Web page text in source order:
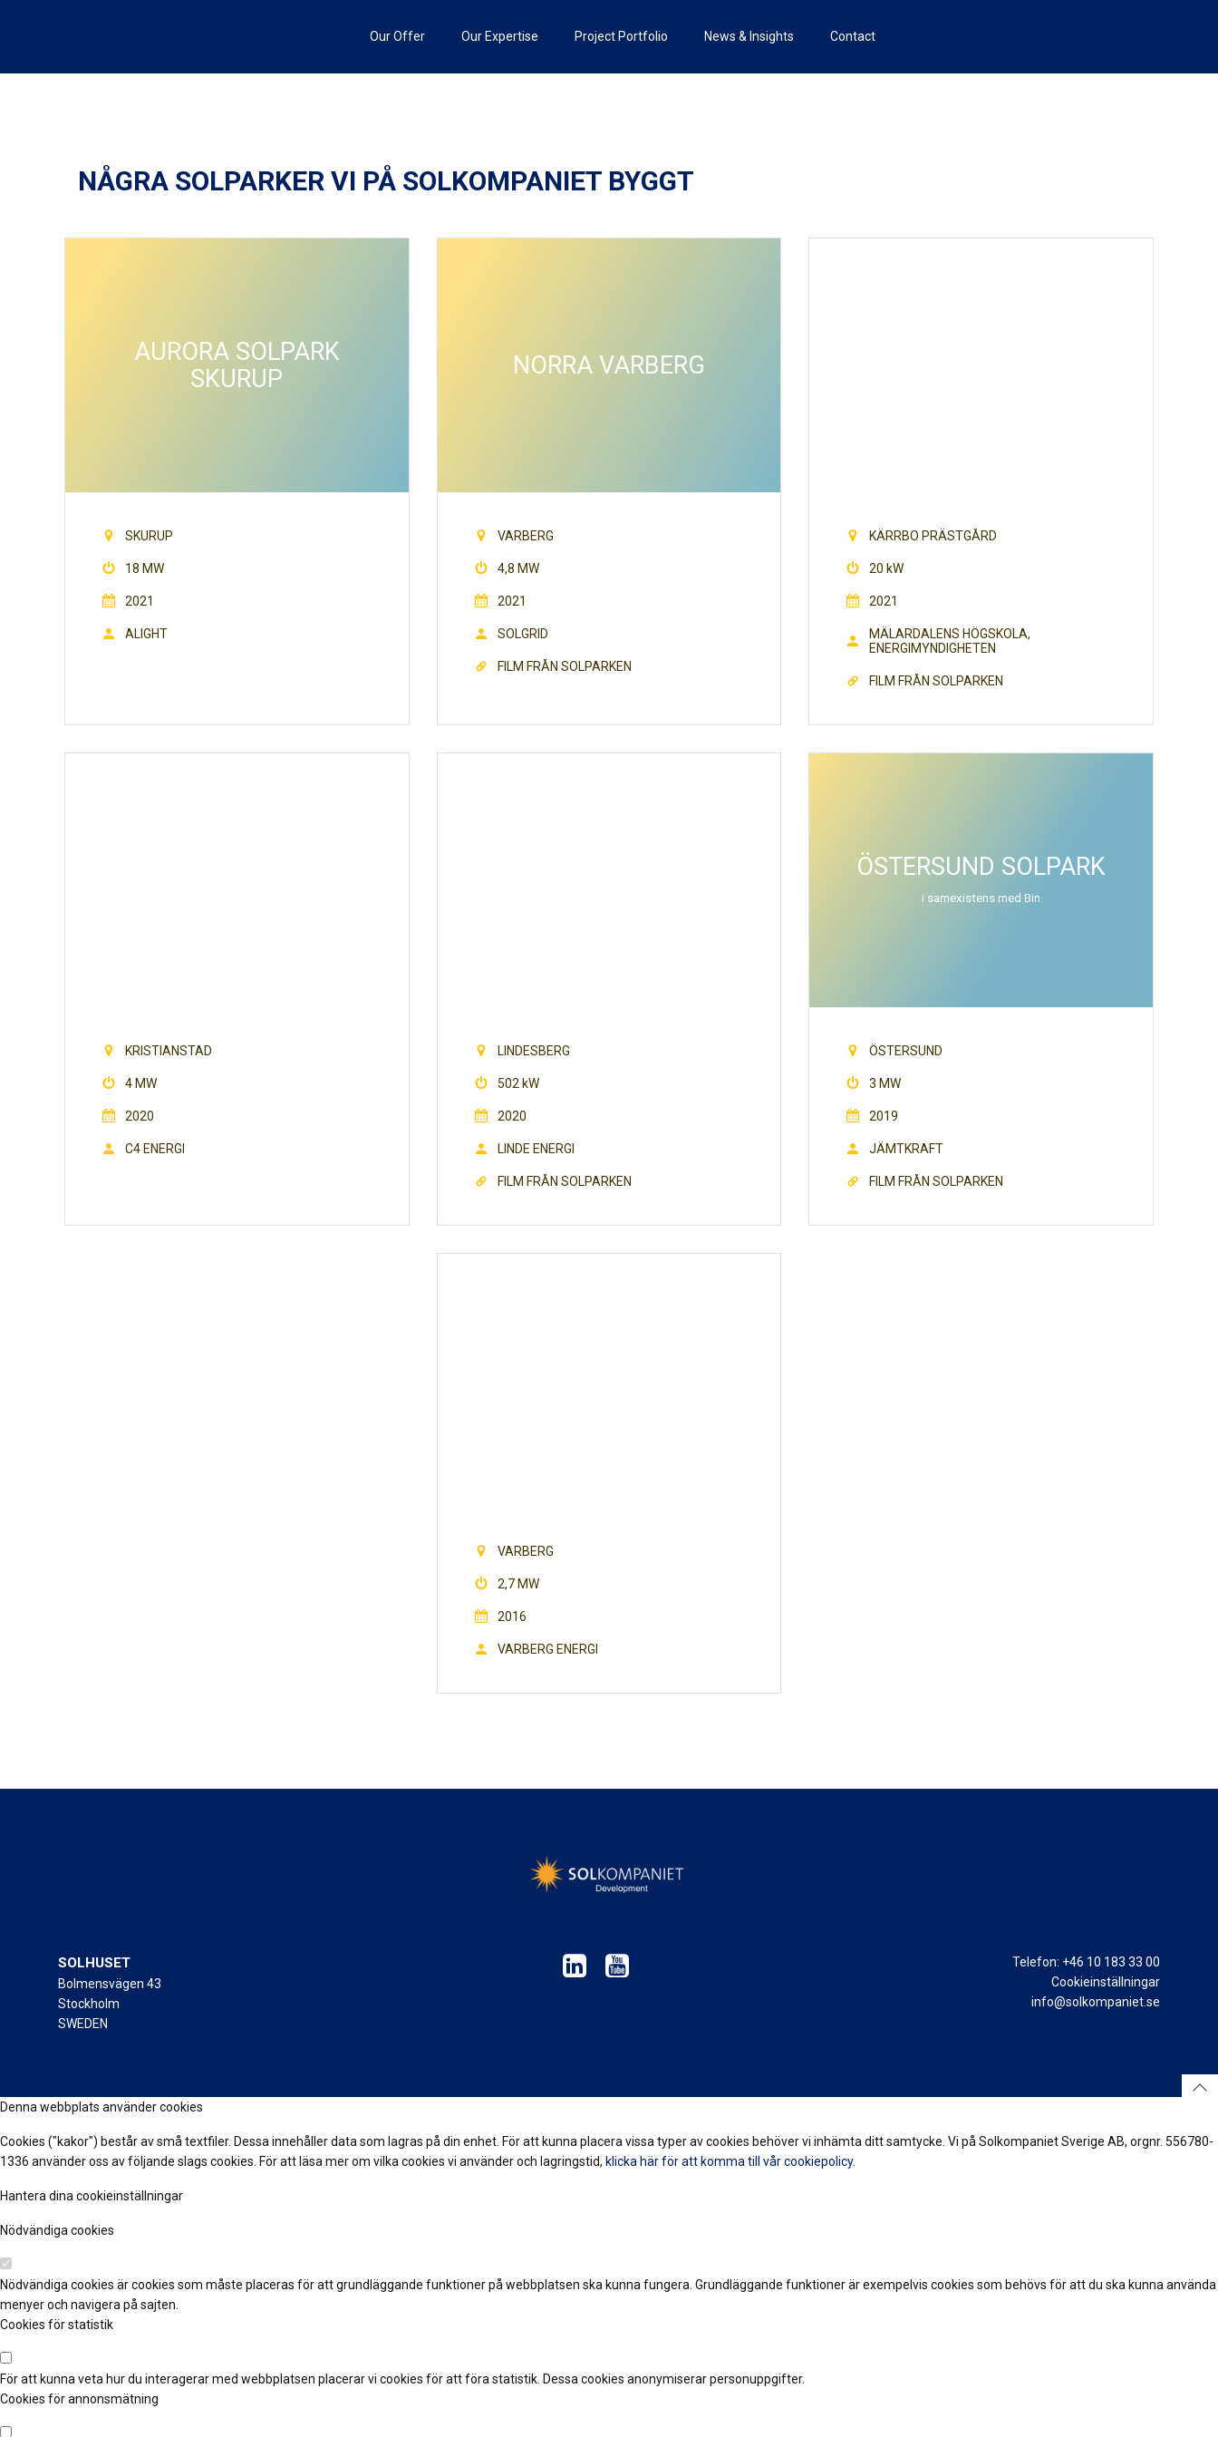
Our Offer Our Expertise Project Portfolio News & Insights Contact
NÅGRA SOLPARKER VI PÅ SOLKOMPANIET BYGGT
AURORA SOLPARK
SKURUP
SKURUP
18 MW
2021
ALIGHT
NORRA VARBERG
VARBERG
4,8 MW
2021
SOLGRID
FILM FRÅN SOLPARKEN
KÄRRBO PRÄSTGÅRD
20 kW
2021
MÄLARDALENS HÖGSKOLA,
ENERGIMYNDIGHETEN
FILM FRÅN SOLPARKEN
KRISTIANSTAD
4 MW
2020
C4 ENERGI
LINDESBERG
502 kW
2020
LINDE ENERGI
FILM FRÅN SOLPARKEN
ÖSTERSUND SOLPARK
i samexistens med Bin
ÖSTERSUND
3 MW
2019
JÄMTKRAFT
FILM FRÅN SOLPARKEN
VARBERG
2,7 MW
2016
VARBERG ENERGI
SOLHUSET
Bolmensvägen 43
Stockholm
SWEDEN
Telefon: +46 10 183 33 00
Cookieinställningar
info@solkompaniet.se
Denna webbplats använder cookies
Cookies ("kakor") består av små textfiler. Dessa innehåller data som lagras på din enhet. För att kunna placera vissa typer av cookies behöver vi inhämta ditt samtycke. Vi på Solkompaniet Sverige AB, orgnr. 556780-
1336 använder oss av följande slags cookies. För att läsa mer om vilka cookies vi använder och lagringstid, klicka här för att komma till vår cookiepolicy.
Hantera dina cookieinställningar
Nödvändiga cookies
Nödvändiga cookies är cookies som måste placeras för att grundläggande funktioner på webbplatsen ska kunna fungera. Grundläggande funktioner är exempelvis cookies som behövs för att du ska kunna använda
menyer och navigera på sajten.
Cookies för statistik
För att kunna veta hur du interagerar med webbplatsen placerar vi cookies för att föra statistik. Dessa cookies anonymiserar personuppgifter.
Cookies för annonsmätning